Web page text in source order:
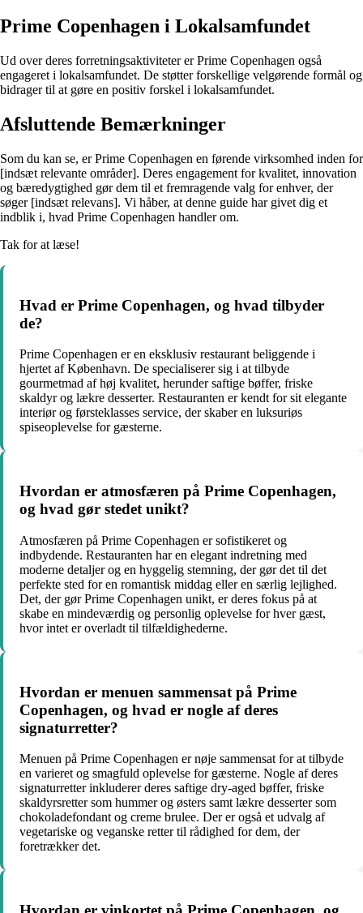
Prime Copenhagen i Lokalsamfundet
Ud over deres forretningsaktiviteter er Prime Copenhagen også
engageret i lokalsamfundet. De støtter forskellige velgørende formål og
bidrager til at gøre en positiv forskel i lokalsamfundet.
Afsluttende Bemærkninger
Som du kan se, er Prime Copenhagen en førende virksomhed inden for
[indsæt relevante områder]. Deres engagement for kvalitet, innovation
og bæredygtighed gør dem til et fremragende valg for enhver, der
søger [indsæt relevans]. Vi håber, at denne guide har givet dig et
indblik i, hvad Prime Copenhagen handler om.
Tak for at læse!
Hvad er Prime Copenhagen, og hvad tilbyder
de?
Prime Copenhagen er en eksklusiv restaurant beliggende i
hjertet af København. De specialiserer sig i at tilbyde
gourmetmad af høj kvalitet, herunder saftige bøffer, friske
skaldyr og lækre desserter. Restauranten er kendt for sit elegante
interiør og førsteklasses service, der skaber en luksuriøs
spiseoplevelse for gæsterne.
Hvordan er atmosfæren på Prime Copenhagen,
og hvad gør stedet unikt?
Atmosfæren på Prime Copenhagen er sofistikeret og
indbydende. Restauranten har en elegant indretning med
moderne detaljer og en hyggelig stemning, der gør det til det
perfekte sted for en romantisk middag eller en særlig lejlighed.
Det, der gør Prime Copenhagen unikt, er deres fokus på at
skabe en mindeværdig og personlig oplevelse for hver gæst,
hvor intet er overladt til tilfældighederne.
Hvordan er menuen sammensat på Prime
Copenhagen, og hvad er nogle af deres
signaturretter?
Menuen på Prime Copenhagen er nøje sammensat for at tilbyde
en varieret og smagfuld oplevelse for gæsterne. Nogle af deres
signaturretter inkluderer deres saftige dry-aged bøffer, friske
skaldyrsretter som hummer og østers samt lækre desserter som
chokoladefondant og creme brulee. Der er også et udvalg af
vegetariske og veganske retter til rådighed for dem, der
foretrækker det.